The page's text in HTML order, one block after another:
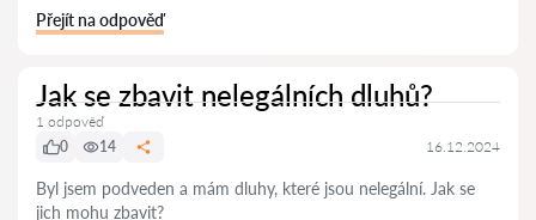
Přejít na odpověď
Jak se zbavit nelegálních dluhů?
1 odpověď
0
14 16.12.2024
Byl jsem podveden a mám dluhy, které jsou nelegální. Jak se
jich mohu zbavit?